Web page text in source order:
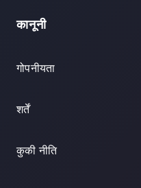
कानूनी
गोपनीयता
शर्तें
कुकी नीति